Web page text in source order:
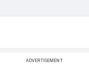
ADVERTISEMENT